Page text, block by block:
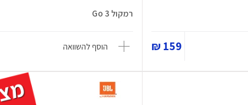
159 ₪
רמקול Go 3
הוסף להשוואה